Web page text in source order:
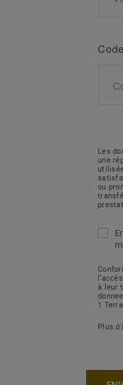
Les
une
ou
à leur
1
Plus